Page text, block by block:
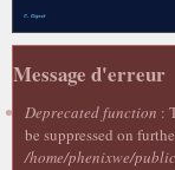
Message d'erreur
Deprecated function :
be suppressed on
/home/phenixwe/